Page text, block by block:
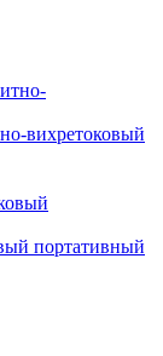
вихретоковый
портативный